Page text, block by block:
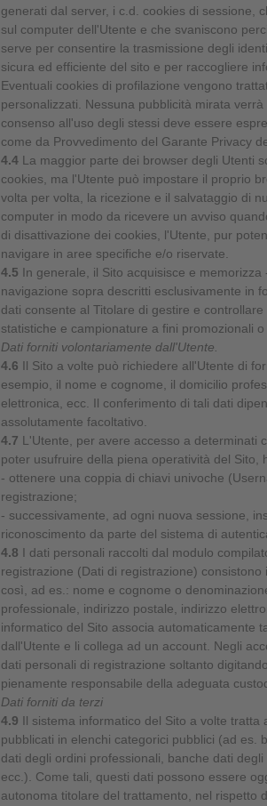
generati dal server, i c.d. cookies di sessione,
sul computer dell'Utente e che svaniscono
serve per consentire la trasmissione degli
sicura ed efficiente del sito e per raccogliere
Eventuali cookies di profilazione vengono
personalizzati. Nessuna pubblicità mirata
consenso all'uso degli stessi deve essere
come da Provvedimento del Garante Privacy
4.4La maggior parte dei browser degli Utenti
cookies, ma l'Utente può impostare il proprio
volta per volta, la ricezione e il salvataggio di
computer in modo da ricevere un avviso
di disattivazione dei cookies, l'Utente, pur
navigare in aree specifiche e/o riservate.
4.5 In generale, il Sito acquisisce e
navigazione sopra descritti esclusivamente in
dati consente al Titolare di gestire e
statistiche e campionature a fini promozionali o
Dati forniti volontariamente dall'Utente.
4.6 Il Sito a volte può richiedere all'Utente di
esempio, il nome e cognome, il domicilio
elettronica, ecc. Il conferimento di tali dati
assolutamente facoltativo.
4.7 L'Utente, per avere accesso a determinati
poter usufruire della piena operatività del Sito,
- ottenere una coppia di chiavi univoche
registrazione;
- successivamente, ad ogni nuova sessione,
riconoscimento da parte del sistema di
4.8 I dati personali raccolti dal modulo
registrazione (Dati di registrazione)
così, ad es.: nome e cognome o
professionale, indirizzo postale, indirizzo
informatico del Sito associa automaticamente
dall'Utente e li collega ad un account. Negli
dati personali di registrazione soltanto
pienamente responsabile della adeguata
Dati forniti da terzi
4.9 Il sistema informatico del Sito a volte
pubblicati in elenchi categorici pubblici (ad es.
dati degli ordini professionali, banche dati
ecc.). Come tali, questi dati possono essere
autonoma titolare del trattamento, nel rispetto